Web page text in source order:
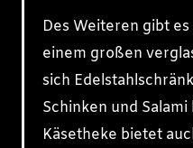
Des Weiteren gibt
einem großen
sich
Schinken und
Käsetheke bietet